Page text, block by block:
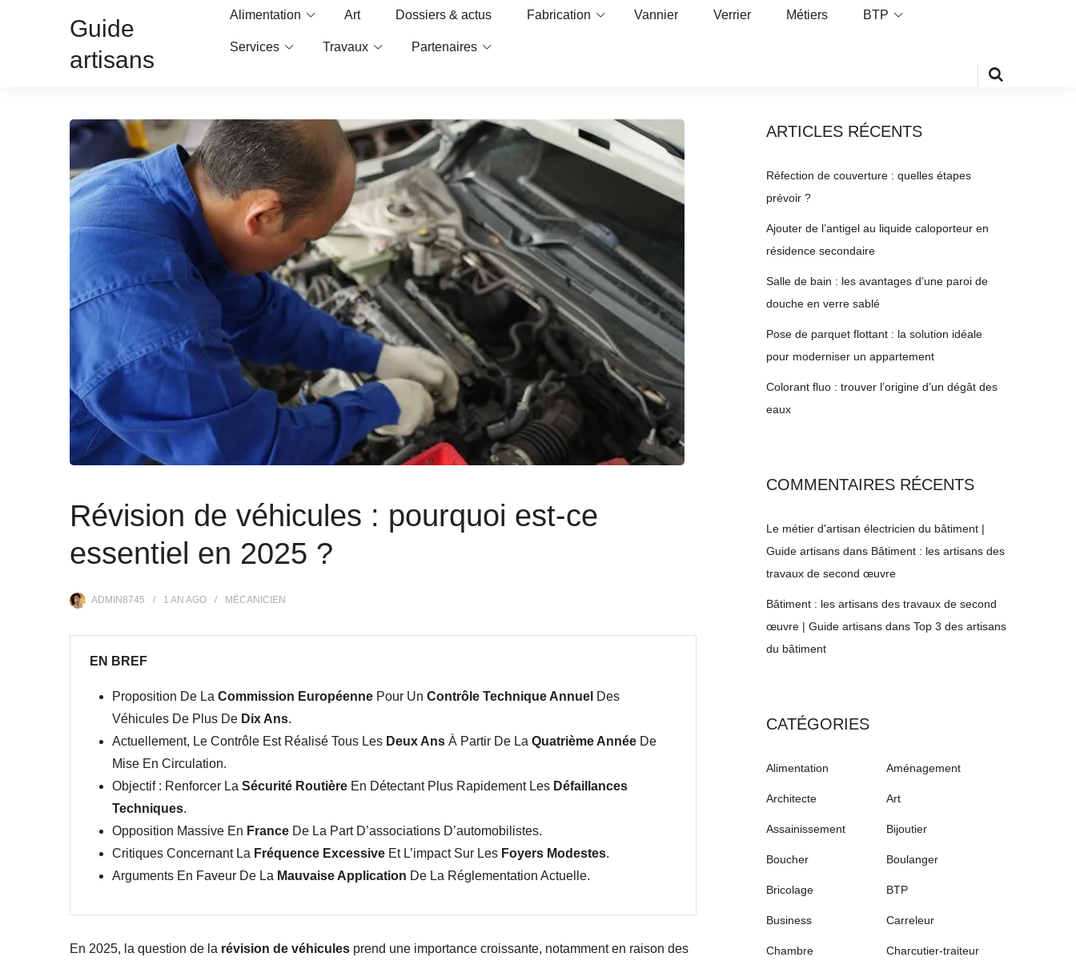
Guide
artisans
Alimentation Art Dossiers & actus Fabrication Vannier Verrier Métiers BTP
Services Travaux Partenaires
Révision de véhicules : pourquoi est-ce
essentiel en 2025 ?
ADMIN8745 1 AN AGO MÉCANICIEN
EN BREF
Proposition De La Commission Européenne Pour Un Contrôle Technique Annuel Des
Véhicules De Plus De Dix Ans.
Actuellement, Le Contrôle Est Réalisé Tous Les Deux Ans À Partir De La Quatrième Année De
Mise En Circulation.
Objectif : Renforcer La Sécurité Routière En Détectant Plus Rapidement Les Défaillances
Techniques.
Opposition Massive En France De La Part D’associations D’automobilistes.
Critiques Concernant La Fréquence Excessive Et L’impact Sur Les Foyers Modestes.
Arguments En Faveur De La Mauvaise Application De La Réglementation Actuelle.
En 2025, la question de la révision de véhicules prend une importance croissante, notamment en raison des
ARTICLES RÉCENTS
Réfection de couverture : quelles étapes
prévoir ?
Ajouter de l’antigel au liquide caloporteur en
résidence secondaire
Salle de bain : les avantages d’une paroi de
douche en verre sablé
Pose de parquet flottant : la solution idéale
pour moderniser un appartement
Colorant fluo : trouver l’origine d’un dégât des
eaux
COMMENTAIRES RÉCENTS
Le métier d'artisan électricien du bâtiment |
Guide artisans dans Bâtiment : les artisans des
travaux de second œuvre
Bâtiment : les artisans des travaux de second
œuvre | Guide artisans dans Top 3 des artisans
du bâtiment
CATÉGORIES
Alimentation Aménagement
Architecte Art
Assainissement Bijoutier
Boucher Boulanger
Bricolage BTP
Business Carreleur
Chambre Charcutier-traiteur